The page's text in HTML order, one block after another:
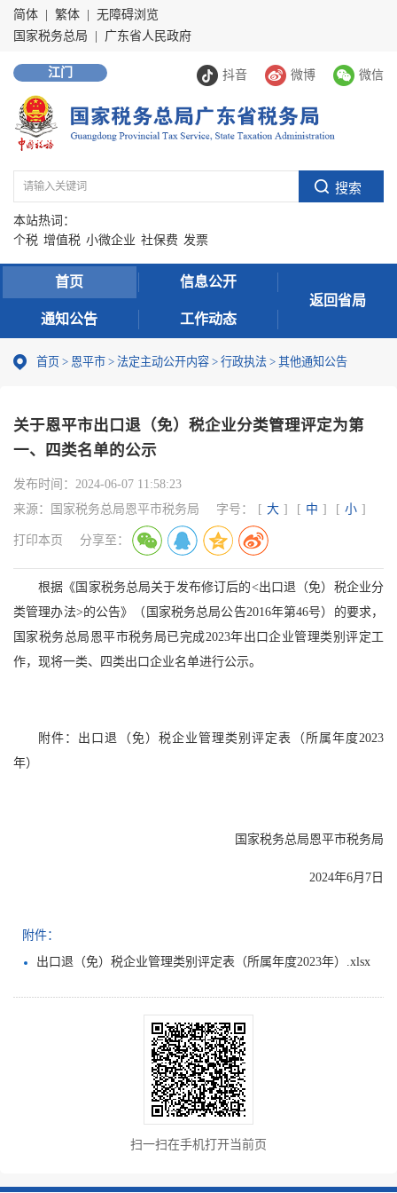
简体 繁体
无障碍浏览
国家税务总局
广东省人民政府
抖音 微博 微信
江门
本站热词：
个税 增值税 小微企业 社保费 发票
首页 信息公开
通知公告 工作动态
返回省局
首页 > 恩平市 > 法定主动公开内容 > 行政执法 > 其他通知公告
关于恩平市出口退（免）税企业分类管理评定为第
一、四类名单的公示
发布时间： 2024-06-07 11:58:23
来源：
国家税务总局恩平市税务局 字号： [ 大 ] [ 中 ] [ 小 ]
打印本页 分享至：
根据《国家税务总局关于发布修订后的<出口退（免）税企业分
类管理办法>的公告》（国家税务总局公告2016年第46号）的要求，
国家税务总局恩平市税务局已完成2023年出口企业管理类别评定工
作，现将一类、四类出口企业名单进行公示。
附件：出口退（免）税企业管理类别评定表（所属年度2023
年）
国家税务总局恩平市税务局
2024年6月7日
附件：
出口退（免）税企业管理类别评定表（所属年度2023年）.xlsx
扫一扫在手机打开当前页